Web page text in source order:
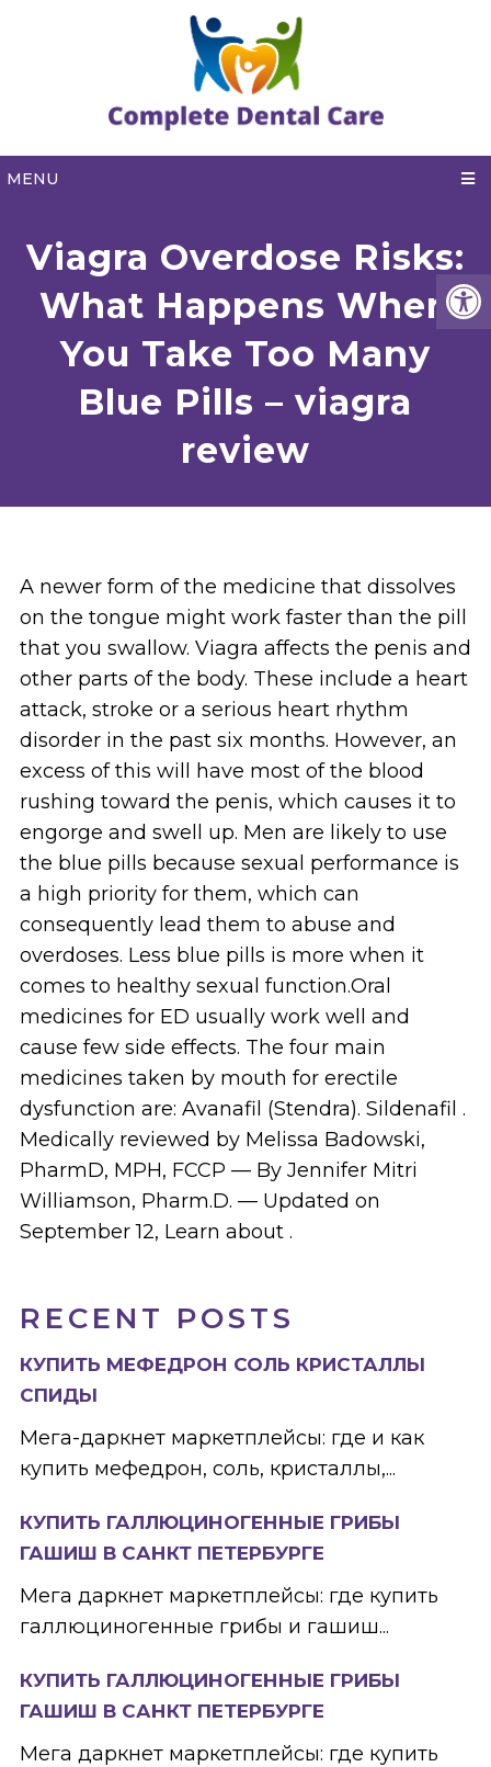
MENU
Viagra Overdose Risks:
What Happens When
You Take Too Many
Blue Pills – viagra
review
RECENT POSTS
КУПИТЬ МЕФЕДРОН СОЛЬ КРИСТАЛЛЫ
СПИДЫ
Мега-даркнет маркетплейсы: где и как
купить мефедрон, соль, кристаллы,...
КУПИТЬ ГАЛЛЮЦИНОГЕННЫЕ ГРИБЫ
ГАШИШ В САНКТ ПЕТЕРБУРГЕ
Мега даркнет маркетплейсы: где купить
галлюциногенные грибы и гашиш...
КУПИТЬ ГАЛЛЮЦИНОГЕННЫЕ ГРИБЫ
ГАШИШ В САНКТ ПЕТЕРБУРГЕ
Мега даркнет маркетплейсы: где купить
A newer form of the medicine that dissolves
on the tongue might work faster than the pill
that you swallow. Viagra affects the penis and
other parts of the body. These include a heart
attack, stroke or a serious heart rhythm
disorder in the past six months. However, an
excess of this will have most of the blood
rushing toward the penis, which causes it to
engorge and swell up. Men are likely to use
the blue pills because sexual performance is
a high priority for them, which can
consequently lead them to abuse and
overdoses. Less blue pills is more when it
comes to healthy sexual function.Oral
medicines for ED usually work well and
cause few side effects. The four main
medicines taken by mouth for erectile
dysfunction are: Avanafil (Stendra). Sildenafil .
Medically reviewed by Melissa Badowski,
PharmD, MPH, FCCP — By Jennifer Mitri
Williamson, Pharm.D. — Updated on
September 12, Learn about .